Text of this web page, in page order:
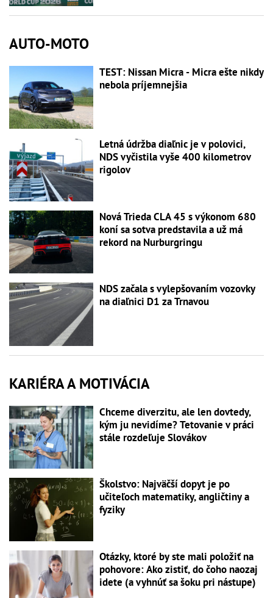
AUTO-MOTO
TEST: Nissan Micra - Micra ešte nikdy
nebola príjemnejšia
Letná údržba diaľnic je v polovici,
NDS vyčistila vyše 400 kilometrov
rigolov
Nová Trieda CLA 45 s výkonom 680
koní sa sotva predstavila a už má
rekord na Nurburgringu
NDS začala s vylepšovaním vozovky
na diaľnici D1 za Trnavou
KARIÉRA A MOTIVÁCIA
Chceme diverzitu, ale len dovtedy,
kým ju nevidíme? Tetovanie v práci
stále rozdeľuje Slovákov
Školstvo: Najväčší dopyt je po
učiteľoch matematiky, angličtiny a
fyziky
Otázky, ktoré by ste mali položiť na
pohovore: Ako zistiť, do čoho naozaj
idete (a vyhnúť sa šoku pri nástupe)